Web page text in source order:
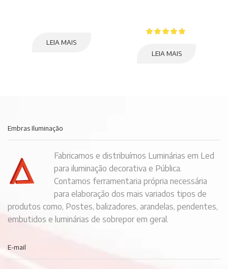
LEIA MAIS
LEIA MAIS
Embras Iluminação
Fabricamos e distribuímos Luminárias em Led
para iluminação decorativa e Pública.
Contamos ferramentaria própria necessária
para elaboração dos mais variados tipos de
produtos como, Postes, balizadores, arandelas, pendentes,
embutidos e luminárias de sobrepor em geral.
E-mail